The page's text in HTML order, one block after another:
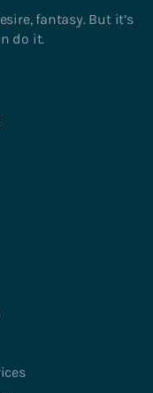
fantasy. But it’s
do it.